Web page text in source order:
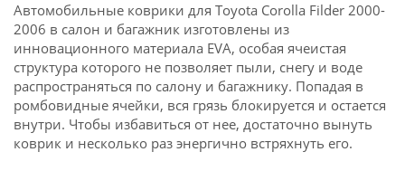
Автомобильные коврики для Toyota Corolla Filder 2000-
2006 в салон и багажник изготовлены из
инновационного материала EVA, особая ячеистая
структура которого не позволяет пыли, снегу и воде
распространяться по салону и багажнику. Попадая в
ромбовидные ячейки, вся грязь блокируется и остается
внутри. Чтобы избавиться от нее, достаточно вынуть
коврик и несколько раз энергично встряхнуть его.